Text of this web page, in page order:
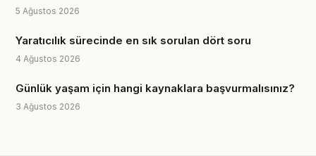
5 Ağustos 2026
Yaratıcılık sürecinde en sık sorulan dört soru
4 Ağustos 2026
Günlük yaşam için hangi kaynaklara başvurmalısınız?
3 Ağustos 2026